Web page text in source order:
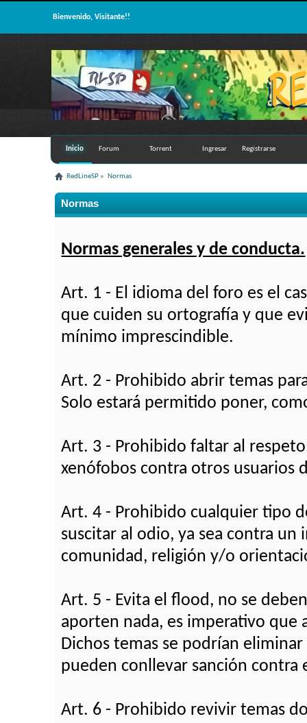
Bienvenido, Visitante!!
Inicio Forum Torrent Ingresar Registrarse
RedLineSP » Normas
Normas
Normas generales y de conducta.
Art. 1 - El idioma del foro es el
que cuiden su ortografía y que
mínimo imprescindible.
Art. 2 - Prohibido abrir temas
Solo estará permitido poner,
Art. 3 - Prohibido faltar al
xenófobos contra otros usuarios
Art. 4 - Prohibido cualquier tipo
suscitar al odio, ya sea contra
comunidad, religión y/o
Art. 5 - Evita el flood, no se
aporten nada, es imperativo que
Dichos temas se podrían
pueden conllevar sanción contra
Art. 6 - Prohibido revivir temas